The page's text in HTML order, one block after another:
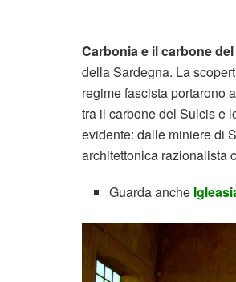
Carbonia e il carbone
della Sardegna. La
regime fascista portarono
tra il carbone del Sulcis e
evidente: dalle miniere di
architettonica razionalista
Guarda anche